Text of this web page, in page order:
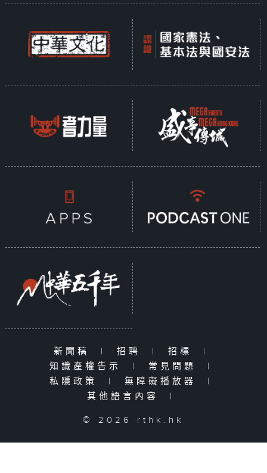
新聞稿 | 招聘 | 招標
|
知識產權告示
| 常見問題
|
私隱政策
| 無障礙播放器
|
其他語言內容
|
© 2026 rthk.hk